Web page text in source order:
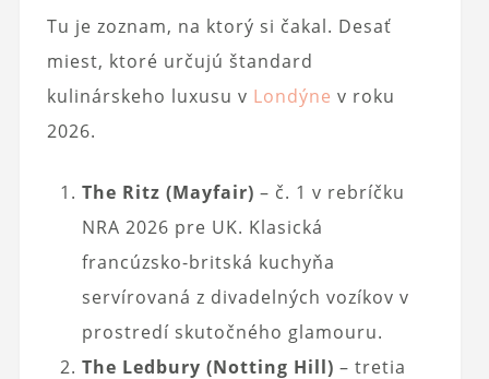
Tu je zoznam, na ktorý si čakal. Desať
miest, ktoré určujú štandard
kulinárskeho luxusu v Londýne v roku
2026.
The Ritz (Mayfair) – č. 1 v rebríčku
NRA 2026 pre UK. Klasická
francúzsko-britská kuchyňa
servírovaná z divadelných vozíkov v
prostredí skutočného glamouru.
The Ledbury (Notting Hill) – tretia